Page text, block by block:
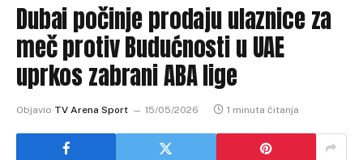
Dubai počinje prodaju ulaznice za
meč protiv Budućnosti u UAE
uprkos zabrani ABA lige
Objavio TV Arena Sport 15/05/2026 1 minuta čitanja